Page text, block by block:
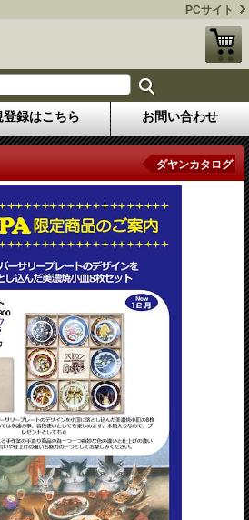
PCサイト
登録はこちら お問い合わせ
ダヤンカタログ